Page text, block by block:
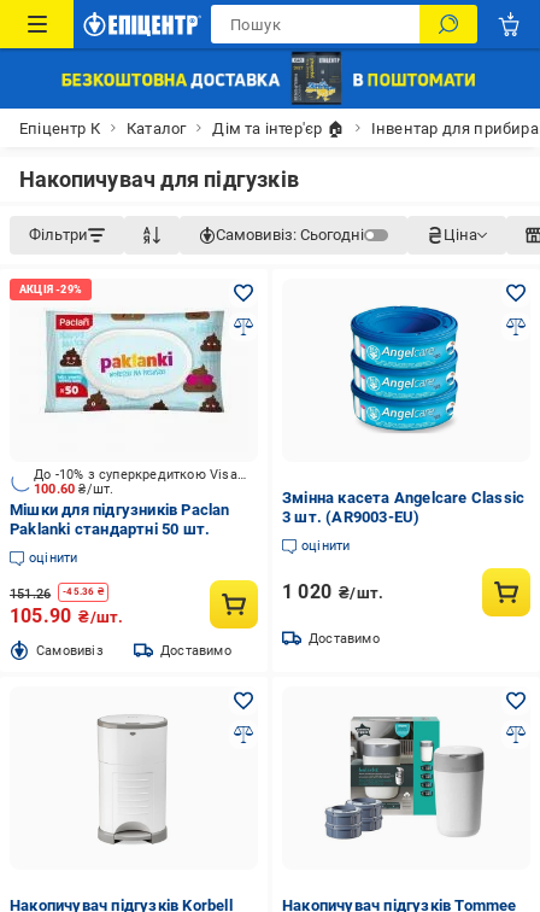
Епіцентр К Каталог Дім та інтер'єр 🏠 Інвентар для
Накопичувач для підгузків
Фільтри Самовивіз: Сьогодні Ціна
100.60₴/шт.
До -10% з суперкредиткою Visa Вигода
Мішки для підгузників Paclan
Paklanki стандартні 50 шт.
оцінити
151.26 -45.36 ₴
105.90 ₴/шт.
Cамовивіз Доставимо
Змінна касета Angelcare Classic
3 шт. (AR9003-EU)
оцінити
1 020 ₴/шт.
Доставимо
Накопичувач підгузків Korbell
Накопичувач підгузків Tommee